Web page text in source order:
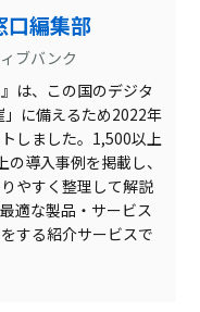
口編集部
ブバンク
は、この国のデジタ
に備えるため2022年
しました。1,500以上
導入事例を掲載し、
やすく整理して解説
適な製品・サービス
する紹介サービスで